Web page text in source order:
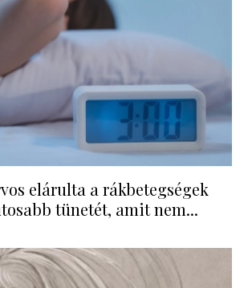
elárulta a rákbetegségek
tünetét, amit nem...